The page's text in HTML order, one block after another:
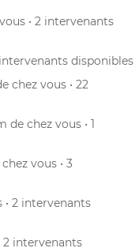
• 2 intervenants
disponibles
chez vous • 22
de chez vous • 1
vous • 3
• 2 intervenants
2 intervenants